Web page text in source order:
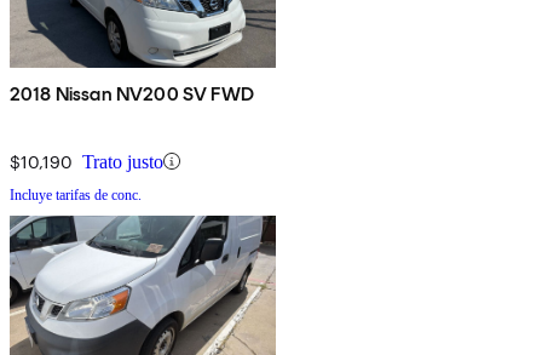
2018 Nissan NV200 SV FWD
$10,190 Trato justo
Incluye tarifas de conc.